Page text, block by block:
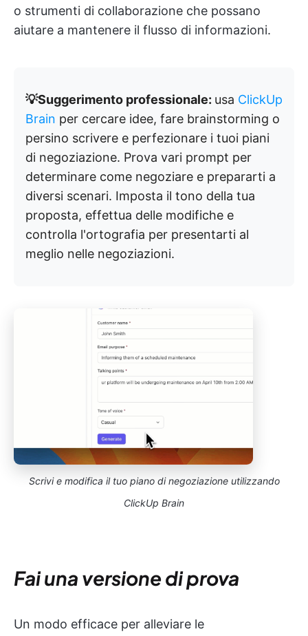
o strumenti di collaborazione che possano
aiutare a mantenere il flusso di informazioni.
💡Suggerimento professionale: usa ClickUp
Brain per cercare idee, fare brainstorming o
persino scrivere e perfezionare i tuoi piani
di negoziazione. Prova vari prompt per
determinare come negoziare e prepararti a
diversi scenari. Imposta il tono della tua
proposta, effettua delle modifiche e
controlla l'ortografia per presentarti al
meglio nelle negoziazioni.
Scrivi e modifica il tuo piano di negoziazione utilizzando
ClickUp Brain
Fai una versione di prova
Un modo efficace per alleviare le